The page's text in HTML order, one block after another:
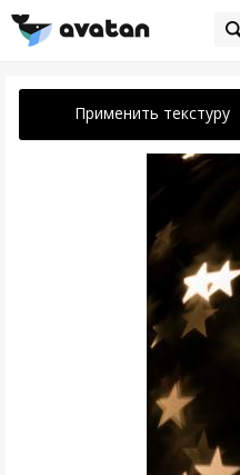
Применить текстуру